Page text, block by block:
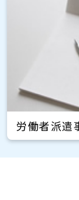
労働者派遣